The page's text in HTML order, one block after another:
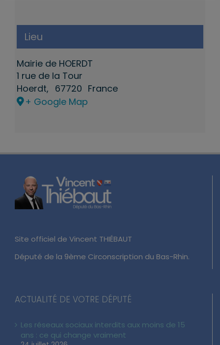
Lieu
Mairie de HOERDT
1 rue de la Tour
Hoerdt, 67720 France
+ Google Map
Site officiel de Vincent THIÉBAUT
Député de la 9ème Circonscription du Bas-Rhin.
ACTUALITÉ DE VOTRE DÉPUTÉ
Les réseaux sociaux interdits aux moins de 15
ans : ce qui change vraiment